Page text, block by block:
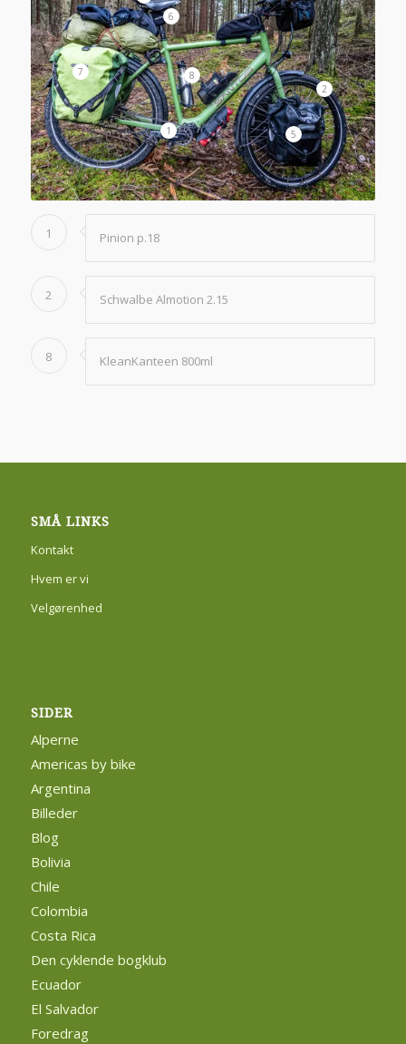
1
2
5
6
7 8
1 Pinion p.18
2 Schwalbe Almotion 2.15
8 KleanKanteen 800ml
SMÅ LINKS
Kontakt
Hvem er vi
Velgørenhed
SIDER
Alperne
Americas by bike
Argentina
Billeder
Blog
Bolivia
Chile
Colombia
Costa Rica
Den cyklende bogklub
Ecuador
El Salvador
Foredrag